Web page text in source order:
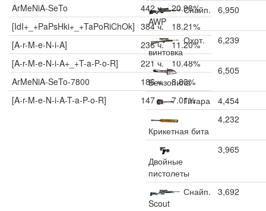
ArMeNiA-SeTo 442 ч.
20.98%
[IdI+_+PaPsHki+_+TaPoRiChOk] 384 ч.
18.21%
[A-r-M-e-N-i-A]
236 ч.
11.20%
[A-r-M-e-N-i-A+_+T-a-P-o-R]
221 ч.
10.48%
ArMeNiA-SeTo-7800
186 ч.
8.83%
[A-r-M-e-N-i-A-T-a-P-o-R]
147 ч. 7.01%
Снайп.
AWP
6,950
Охот.
винтовка
6,239
Бензопила
6,505
Гитара 4,454
Крикетная бита
4,232
Двойные
пистолеты
3,965
Снайп.
Scout
3,692